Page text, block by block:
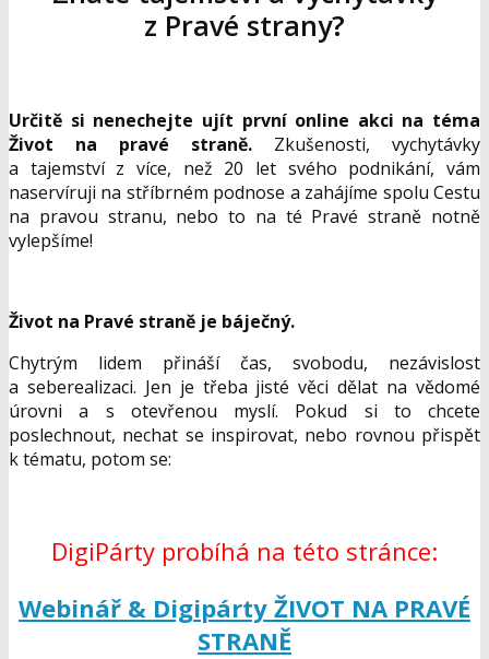
z Pravé strany?
Určitě si nenechejte ujít první online akci na téma
Život na pravé straně. Zkušenosti, vychytávky
a tajemství z více, než 20 let svého podnikání, vám
naservíruji na stříbrném podnose a zahájíme spolu Cestu
na pravou stranu, nebo to na té Pravé straně notně
vylepšíme!
Život na Pravé straně je báječný.
Chytrým lidem přináší čas, svobodu, nezávislost
a seberealizaci. Jen je třeba jisté věci dělat na vědomé
úrovni a s otevřenou myslí. Pokud si to chcete
poslechnout, nechat se inspirovat, nebo rovnou přispět
k tématu, potom se:
DigiPárty probíhá na této stránce:
Webinář & Digipárty ŽIVOT NA PRAVÉ
STRANĚ